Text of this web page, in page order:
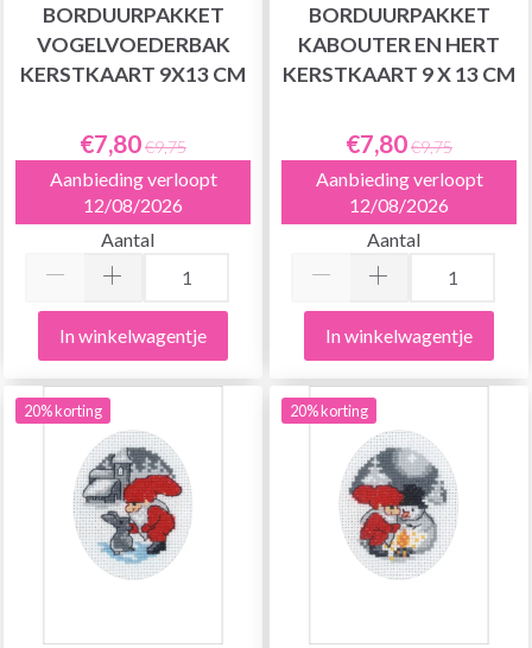
BORDUURPAKKET
VOGELVOEDERBAK
KERSTKAART 9X13 CM
€7,80€9,75
Aanbieding verloopt
12/08/2026
Aantal
In winkelwagentje
BORDUURPAKKET
KABOUTER EN HERT
KERSTKAART 9 X 13 CM
€7,80€9,75
Aanbieding verloopt
12/08/2026
Aantal
In winkelwagentje
20% korting 20% korting